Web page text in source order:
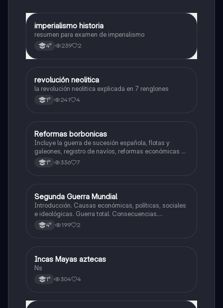
Historia
imperialismo historia
resumen para examen de imperialismo
4° 239 2
Historia
revolución neolitica
la revolución neolitica explicada en 7 renglones
1° 241 4
Historia
Reformas borbonicas
Incluye la guerra de sucesión española, flotas y
galeones, registro de navíos, reformas económicas y
virreinatos
1° 336 7
Historia
Segunda Guerra Mundial
Introducción. Causas económicas, políticas, sociales
e ideológicas. Guerra total. Consecuencias.
Tensiones en europa. Inicio de la guerra.
4° 199 2
Historia
Incas Mayas aztecas
Ns
1° 304 4